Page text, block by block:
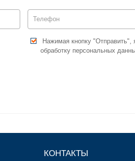
Нажимая кнопку "Отправить",
обработку персональных
КОНТАКТЫ